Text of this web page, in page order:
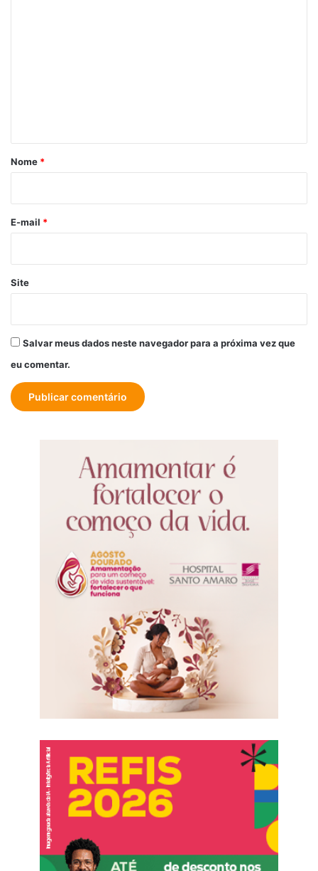
r
*
Nome *
E-mail *
Site
Salvar meus dados neste navegador para a próxima vez que
eu comentar.